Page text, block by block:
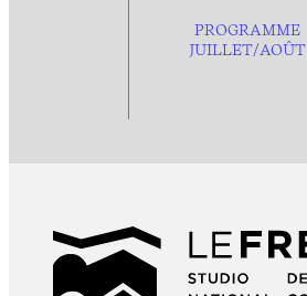
PROGRAMME
JUILLET/AOÛT